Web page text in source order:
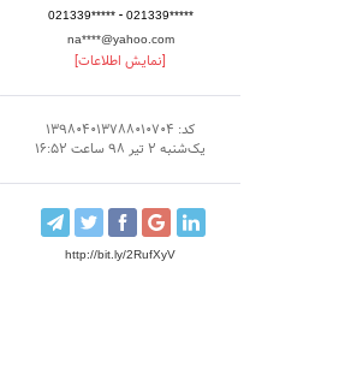
021339***** - 021339*****
na****@yahoo.com
[نمایش اطلاعات]
کد: 139804013788010704
یک‌شنبه 2 تیر 98 ساعت 16:52
http://bit.ly/2RufXyV